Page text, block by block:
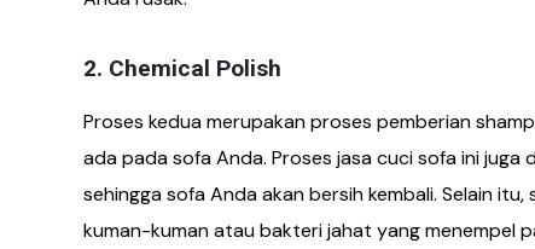
2. Chemical Polish
Proses kedua merupakan proses pemberian
ada pada sofa Anda. Proses jasa cuci sofa ini
sehingga sofa Anda akan bersih kembali. Selain
kuman-kuman atau bakteri jahat yang menempel